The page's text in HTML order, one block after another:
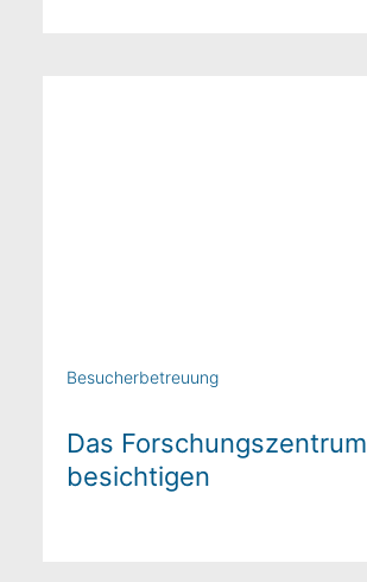
Besucherbetreuung
Das Forschungszentrum
besichtigen